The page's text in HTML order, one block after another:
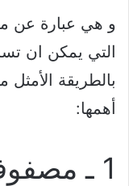
و هي عبارة عن
التي يمكن ان
بالطريقة
أهمها:
1 ـ